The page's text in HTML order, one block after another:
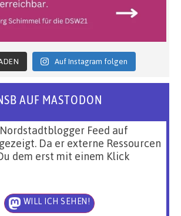
Auf Instagram folgen
AUF MASTODON
Feed auf
Da er externe Ressourcen
dem erst mit einem Klick
WILL ICH SEHEN!